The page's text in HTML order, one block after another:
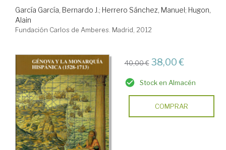
García García, Bernardo J.; Herrero Sánchez, Manuel; Hugon,
Alain
Fundación Carlos de Amberes. Madrid, 2012
40,00 € 38,00 €
Stock en Almacén
COMPRAR